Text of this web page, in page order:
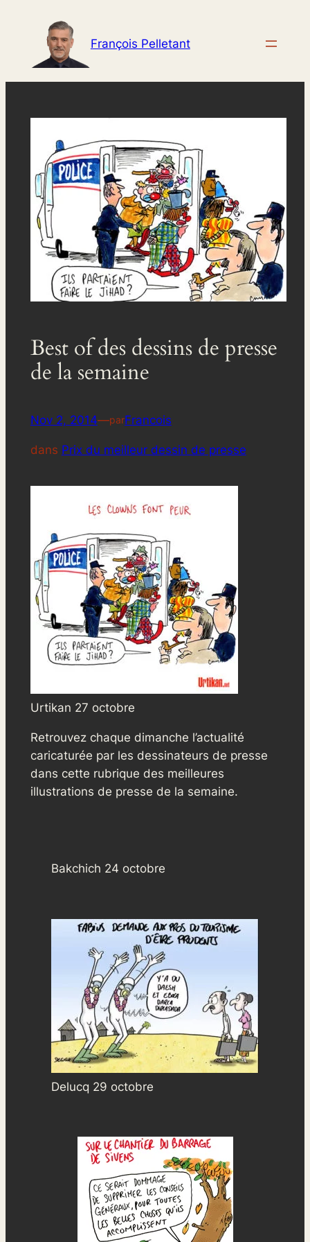
contenu
François Pelletant
Best of des dessins de presse
de la semaine
Nov 2, 2014—parFrancois
dans Prix du meilleur dessin de presse
Urtikan 27 octobre
Retrouvez chaque dimanche l’actualité
caricaturée par les dessinateurs de presse
dans cette rubrique des meilleures
illustrations de presse de la semaine.
Bakchich 24 octobre
Delucq 29 octobre